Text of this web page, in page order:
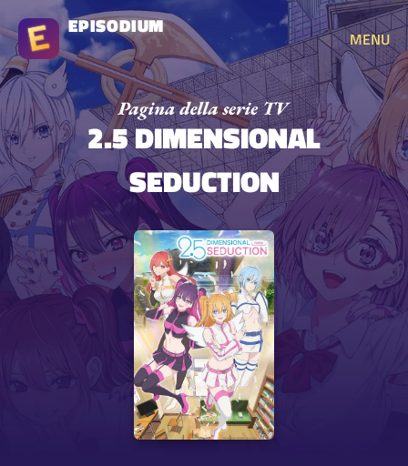
EPISODIUM
MENU
2.5 DIMENSIONAL
SEDUCTION